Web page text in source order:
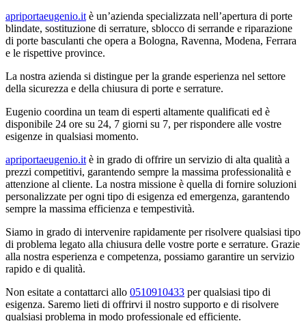
apriportaeugenio.it è un’azienda specializzata nell’apertura di porte
blindate, sostituzione di serrature, sblocco di serrande e riparazione
di porte basculanti che opera a Bologna, Ravenna, Modena, Ferrara
e le rispettive province.
La nostra azienda si distingue per la grande esperienza nel settore
della sicurezza e della chiusura di porte e serrature.
Eugenio coordina un team di esperti altamente qualificati ed è
disponibile 24 ore su 24, 7 giorni su 7, per rispondere alle vostre
esigenze in qualsiasi momento.
apriportaeugenio.it è in grado di offrire un servizio di alta qualità a
prezzi competitivi, garantendo sempre la massima professionalità e
attenzione al cliente. La nostra missione è quella di fornire soluzioni
personalizzate per ogni tipo di esigenza ed emergenza, garantendo
sempre la massima efficienza e tempestività.
Siamo in grado di intervenire rapidamente per risolvere qualsiasi tipo
di problema legato alla chiusura delle vostre porte e serrature. Grazie
alla nostra esperienza e competenza, possiamo garantire un servizio
rapido e di qualità.
Non esitate a contattarci allo 0510910433 per qualsiasi tipo di
esigenza. Saremo lieti di offrirvi il nostro supporto e di risolvere
qualsiasi problema in modo professionale ed efficiente.